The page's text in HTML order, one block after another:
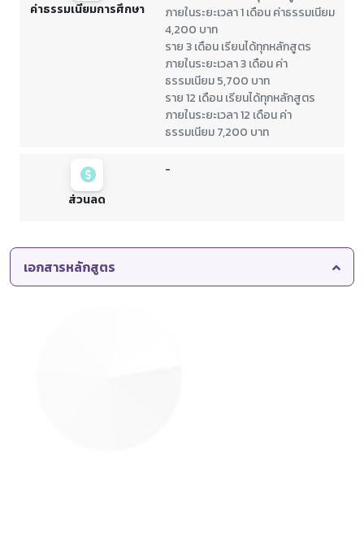
ค่าธรรมเนียมการศึกษา
ภายในระยะเวลา 1 เดือน ค่าธรรมเนียม
4,200 บาท
ราย 3 เดือน เรียนได้ทุกหลักสูตร
ภายในระยะเวลา 3 เดือน ค่า
ธรรมเนียม 5,700 บาท
ราย 12 เดือน เรียนได้ทุกหลักสูตร
ภายในระยะเวลา 12 เดือน ค่า
ธรรมเนียม 7,200 บาท
ส่วนลด
-
เอกสารหลักสูตร